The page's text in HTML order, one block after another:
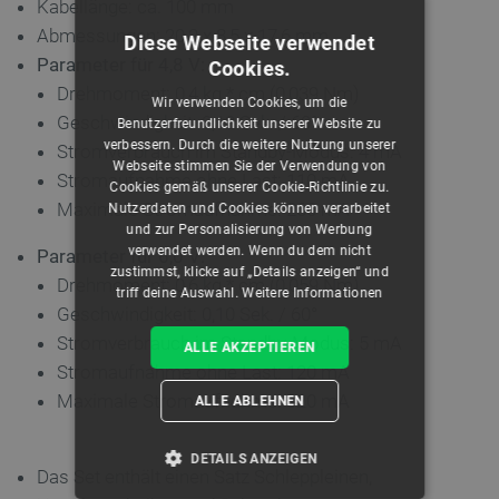
Kabellänge: ca. 100 mm
Abmessungen: 20,2 x 8,5 x 17,6 mm
Parameter für 4,8 V:
Drehmoment: 0,4 kg * cm (0,039 Nm)
Geschwindigkeit: 0,12 Sek. / 60°
Stromverbrauch im Standby-Modus: 4 mA
Stromaufnahme ohne Last: 110 mA
Maximale Stromaufnahme: 260 mA
Parameter für 6,0 V:
Drehmoment: 0,6 kg * cm (0,059 Nm)
Geschwindigkeit: 0,10 Sek. / 60°
Stromverbrauch im Standby-Modus: 5 mA
Stromaufnahme ohne Last: 120 mA
Maximale Stromaufnahme: 320 mA
Das Set enthält einen Satz Schleppleinen,
Diese Webseite verwendet
Cookies.
Wir verwenden Cookies, um die
Benutzerfreundlichkeit unserer Website zu
verbessern. Durch die weitere Nutzung unserer
Webseite stimmen Sie der Verwendung von
Cookies gemäß unserer Cookie-Richtlinie zu.
Nutzerdaten und Cookies können verarbeitet
und zur Personalisierung von Werbung
verwendet werden. Wenn du dem nicht
zustimmst, klicke auf „Details anzeigen“ und
triff deine Auswahl.Weitere Informationen
ALLE AKZEPTIEREN
ALLE ABLEHNEN
DETAILS ANZEIGEN